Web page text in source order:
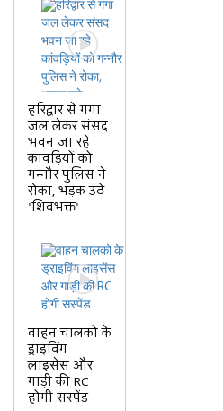
हरिद्वार से गंगा
जल लेकर संसद
भवन जा रहे
कांवड़ियों को
गन्नौर पुलिस ने
रोका, भड़क उठे
'शिवभक्त'
वाहन चालको के
ड्राइविंग
लाइसेंस और
गाड़ी की RC
होगी सस्पेंड